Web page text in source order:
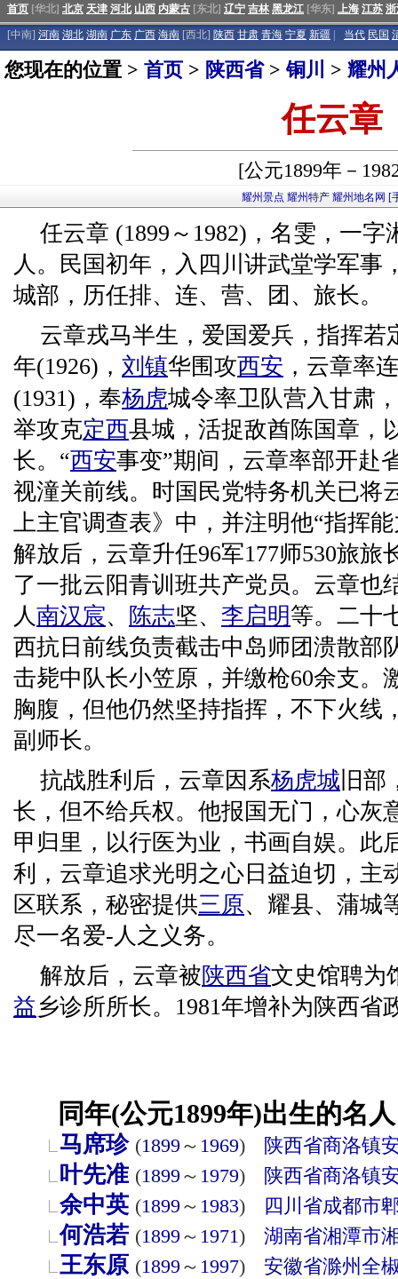
首页 [华北] 北京 天津 河北 山西 内蒙古 [东北] 辽宁 吉林 黑龙江 [华东] 上海 江苏
[中南] 河南 湖北 湖南 广东 广西 海南 [西北] 陕西 甘肃 青海 宁夏 新疆 当代 民国
您现在的位置 > 首页 > 陕西省>铜川 > 耀州
任云章
[公元1899年－
耀州景点 耀州特产 耀州地名网 [
任云章 (1899～1982)，名雯，一
人。民国初年，入四川讲武堂学军事
城部，历任排、连、营、团、旅长。
云章戎马半生，爱国爱兵，指挥若
年(1926)， 刘镇华围攻西安 ，云章率
(1931)，奉杨虎城令率卫队营入甘肃
举攻克定西县城，活捉敌酋陈国章，
长。“西安事变”期间，云章率部开赴
视潼关前线。时国民党特务机关已将
上主官调查表》中，并注明他“指挥
解放后，云章升任96军177师530旅旅
了一批云阳青训班共产党员。云章也
人南汉宸、 陈志坚、 李启明等。二十
西抗日前线负责截击中岛师团溃散部
击毙中队长小笠原，并缴枪60余支。
胸腹，但他仍然坚持指挥，不下火线
副师长。
抗战胜利后，云章因系杨虎城 旧
长，但不给兵权。他报国无门，心灰
甲归里，以行医为业，书画自娱。此
利，云章追求光明之心日益迫切，主
区联系，秘密提供三原、耀县、蒲城
尽一名爱-人之义务。
解放后，云章被陕西省文史馆聘为
益 乡诊所所长。1981年增补为陕西省
同年(公元1899年)出生的名
马席珍 (1899 ～ 1969) 陕西省商洛镇
叶先准 (1899 ～ 1979) 陕西省商洛镇
余中英 (1899 ～ 1983) 四川省成都市
何浩若 (1899 ～ 1971) 湖南省湘潭市
王东原 (1899 ～ 1997) 安徽省滁州 全